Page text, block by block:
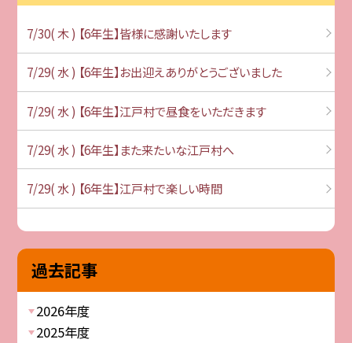
7/30( 木 ) 【6年生】皆様に感謝いたします
7/29( 水 ) 【6年生】お出迎えありがとうございました
7/29( 水 ) 【6年生】江戸村で昼食をいただきます
7/29( 水 ) 【6年生】また来たいな江戸村へ
7/29( 水 ) 【6年生】江戸村で楽しい時間
過去記事
2026年度
2025年度